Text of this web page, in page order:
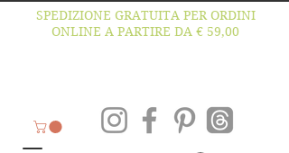
SPEDIZIONE GRATUITA PER ORDINI
ONLINE A PARTIRE DA € 59,00